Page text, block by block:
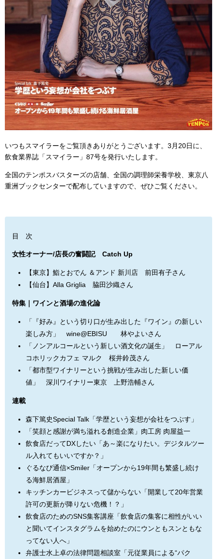
いつもスマイラーをご覧頂きありがとうございます。3月20日に、
飲食業界誌「スマイラー」87号を発行いたします。
全国のテンポスバスターズの店舗、全国の調理師栄養学校、東京八
重洲ブックセンターで配布していますので、ぜひご覧ください。
目 次
女性オーナー/店長の奮闘記 Catch Up
【東京】鮨とおでん ＆アンド 新川店 前田有子さん
【仙台】Alla Griglia 脇田沙織さん
特集｜ワインと酒場の進化論
「『好み』という切り口が生み出した『ワイン』の新しい
楽しみ方」 wine@EBISU 林やよいさん
「ノンアルコールという新しい酒文化の誕生」 ローアル
コホリックカフェ マルク 桜井鈴茂さん
「都市型ワイナリーという挑戦が生み出した新しい価
値」 深川ワイナリー東京 上野浩輔さん
連載
森下篤史Special Talk「学歴という妄想が会社をつぶす」
「笑顔と感謝が満ち溢れる創造企業」肉工房 肉屋益一
飲食店だってDXしたい「あ～楽になりたい。デジタルツー
ル入れてもいいですか？」
ぐるなび通信×Smiler「オープンから19年間も繁盛し続け
る海鮮居酒屋」
キッチンカービジネスって儲からない「開業して20年営業
許可の更新が降りない危機！？」
飲食店のためのSNS集客講座「飲食店の集客に相性がいい
と聞いてインスタグラムを始めたのにウンともスンともな
ってない人へ」
弁護士水上卓の法律問題相談室「元従業員による“パク